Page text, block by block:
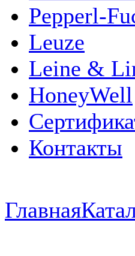
Pepperl-
Leuze
Leine &
HoneyWell
Контакты
Главная